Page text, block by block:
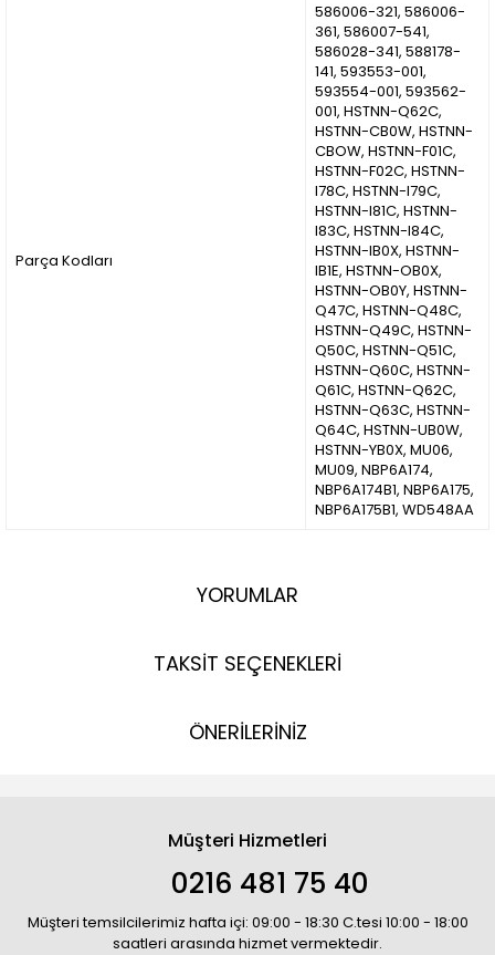
Parça Kodları
586006-321, 586006-
361, 586007-541,
586028-341, 588178-
141, 593553-001,
593554-001, 593562-
001, HSTNN-Q62C,
HSTNN-CB0W, HSTNN-
CBOW, HSTNN-F01C,
HSTNN-F02C, HSTNN-
I78C, HSTNN-I79C,
HSTNN-I81C, HSTNN-
I83C, HSTNN-I84C,
HSTNN-IB0X, HSTNN-
IB1E, HSTNN-OB0X,
HSTNN-OB0Y, HSTNN-
Q47C, HSTNN-Q48C,
HSTNN-Q49C, HSTNN-
Q50C, HSTNN-Q51C,
HSTNN-Q60C, HSTNN-
Q61C, HSTNN-Q62C,
HSTNN-Q63C, HSTNN-
Q64C, HSTNN-UB0W,
HSTNN-YB0X, MU06,
MU09, NBP6A174,
NBP6A174B1, NBP6A175,
NBP6A175B1, WD548AA
YORUMLAR
TAKSİT SEÇENEKLERİ
ÖNERİLERİNİZ
Müşteri Hizmetleri
0216 481 75 40
Müşteri temsilcilerimiz hafta içi: 09:00 - 18:30 C.tesi 10:00 - 18:00
saatleri arasında hizmet vermektedir.